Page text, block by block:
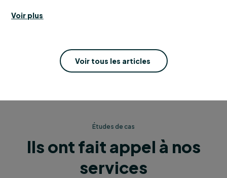
Voir plus
Voir tous les articles
Études de cas
Ils ont fait appel à nos
services